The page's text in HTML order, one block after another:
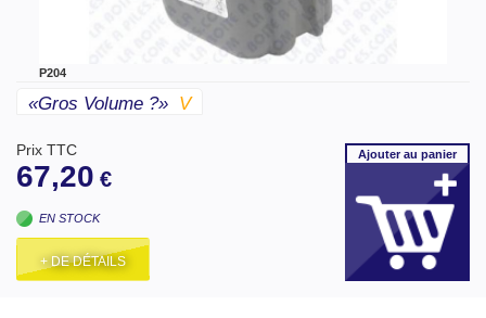
P204
«gros Volume ?» V
Prix TTC
67,20 €
EN STOCK
+ DE DÉTAILS
Ajouterau panier